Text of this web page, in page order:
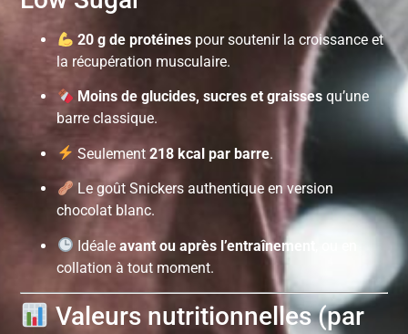
20 g de protéinespour soutenir la croissance et
la récupération musculaire.
Moins de glucides, sucres et graissesqu’une
barre classique.
Seulement 218 kcal par barre.
Le goût Snickers authentique en version
chocolat blanc.
Idéale avant ou après l’entraînement
collation à tout moment.
Valeurs nutritionnelles (par